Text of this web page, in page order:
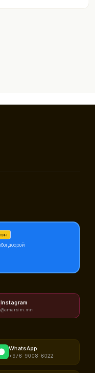
Instagram
@amarsim.mn
WhatsApp
+976-9008-6022